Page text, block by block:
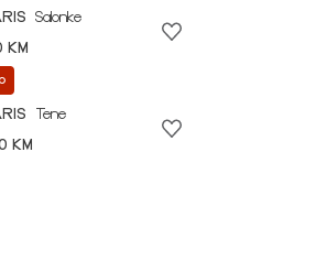
Salonke
KM
Tene
KM